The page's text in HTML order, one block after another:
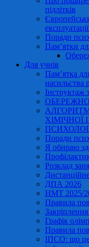
підлітків
Поради
Пам’ятки
Для учнів
Пам’ятка
насильства
Інструктаж
АЛГОРИТМ
ХІМІЧНОЇ
Поради
Я обираю
Розклад
ДПА 2026
НМТ 2025/
Правила
Графік
Правила
ІПСО: що це